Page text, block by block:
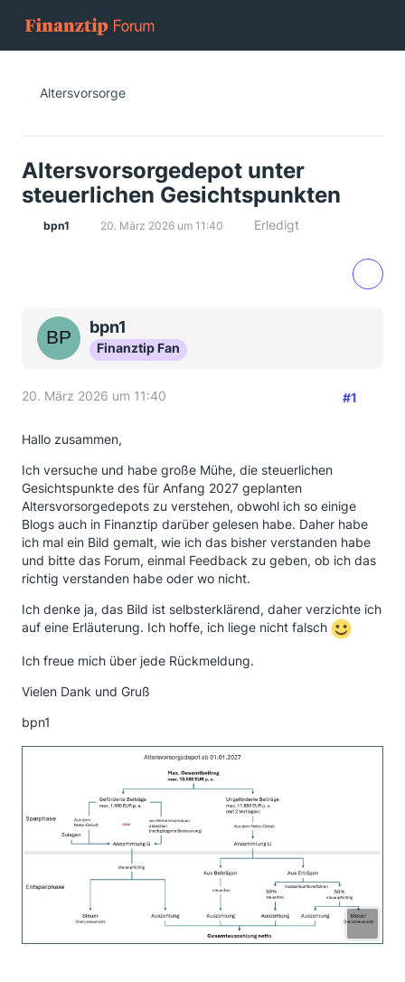
Altersvorsorge
Altersvorsorgedepot unter
steuerlichen Gesichtspunkten
bpn1 20. März 2026 um 11:40 Erledigt
bpn1
Finanztip Fan
20. März 2026 um 11:40 #1
Hallo zusammen,
Ich versuche und habe große Mühe, die steuerlichen
Gesichtspunkte des für Anfang 2027 geplanten
Altersvorsorgedepots zu verstehen, obwohl ich so einige
Blogs auch in Finanztip darüber gelesen habe. Daher habe
ich mal ein Bild gemalt, wie ich das bisher verstanden habe
und bitte das Forum, einmal Feedback zu geben, ob ich das
richtig verstanden habe oder wo nicht.
Ich denke ja, das Bild ist selbsterklärend, daher verzichte ich
auf eine Erläuterung. Ich hoffe, ich liege nicht falsch
Ich freue mich über jede Rückmeldung.
Vielen Dank und Gruß
bpn1